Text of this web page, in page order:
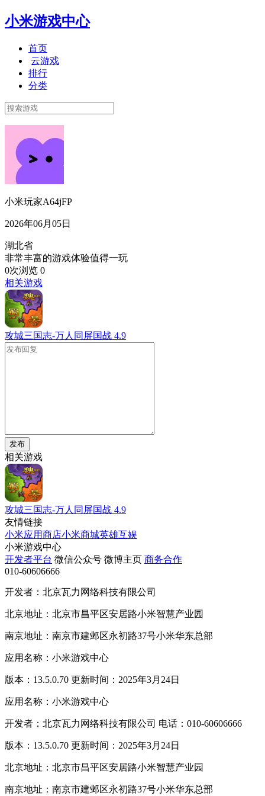
小米游戏中心
首页
云游戏
排行
分类
小米玩家A64jFP
2026年06月05日
湖北省
非常丰富的游戏体验值得一玩
0次浏览 0
相关游戏
攻城三国志-万人同屏国战 4.9
发布
相关游戏
攻城三国志-万人同屏国战 4.9
友情链接
小米应用商店小米商城英雄互娱
小米游戏中心
开发者平台 微信公众号 微博主页 商务合作
010-60606666
开发者：北京瓦力网络科技有限公司
北京地址：北京市昌平区安居路小米智慧产业园
南京地址：南京市建邺区永初路37号小米华东总部
应用名称：小米游戏中心
版本：13.5.0.70 更新时间：2025年3月24日
应用名称：小米游戏中心
开发者：北京瓦力网络科技有限公司 电话：010-60606666
版本：13.5.0.70 更新时间：2025年3月24日
北京地址：北京市昌平区安居路小米智慧产业园
南京地址：南京市建邺区永初路37号小米华东总部